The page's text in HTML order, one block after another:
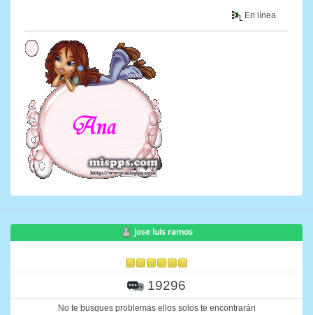
En línea
jose luis ramos
19296
No te busques problemas ellos solos te encontrarán